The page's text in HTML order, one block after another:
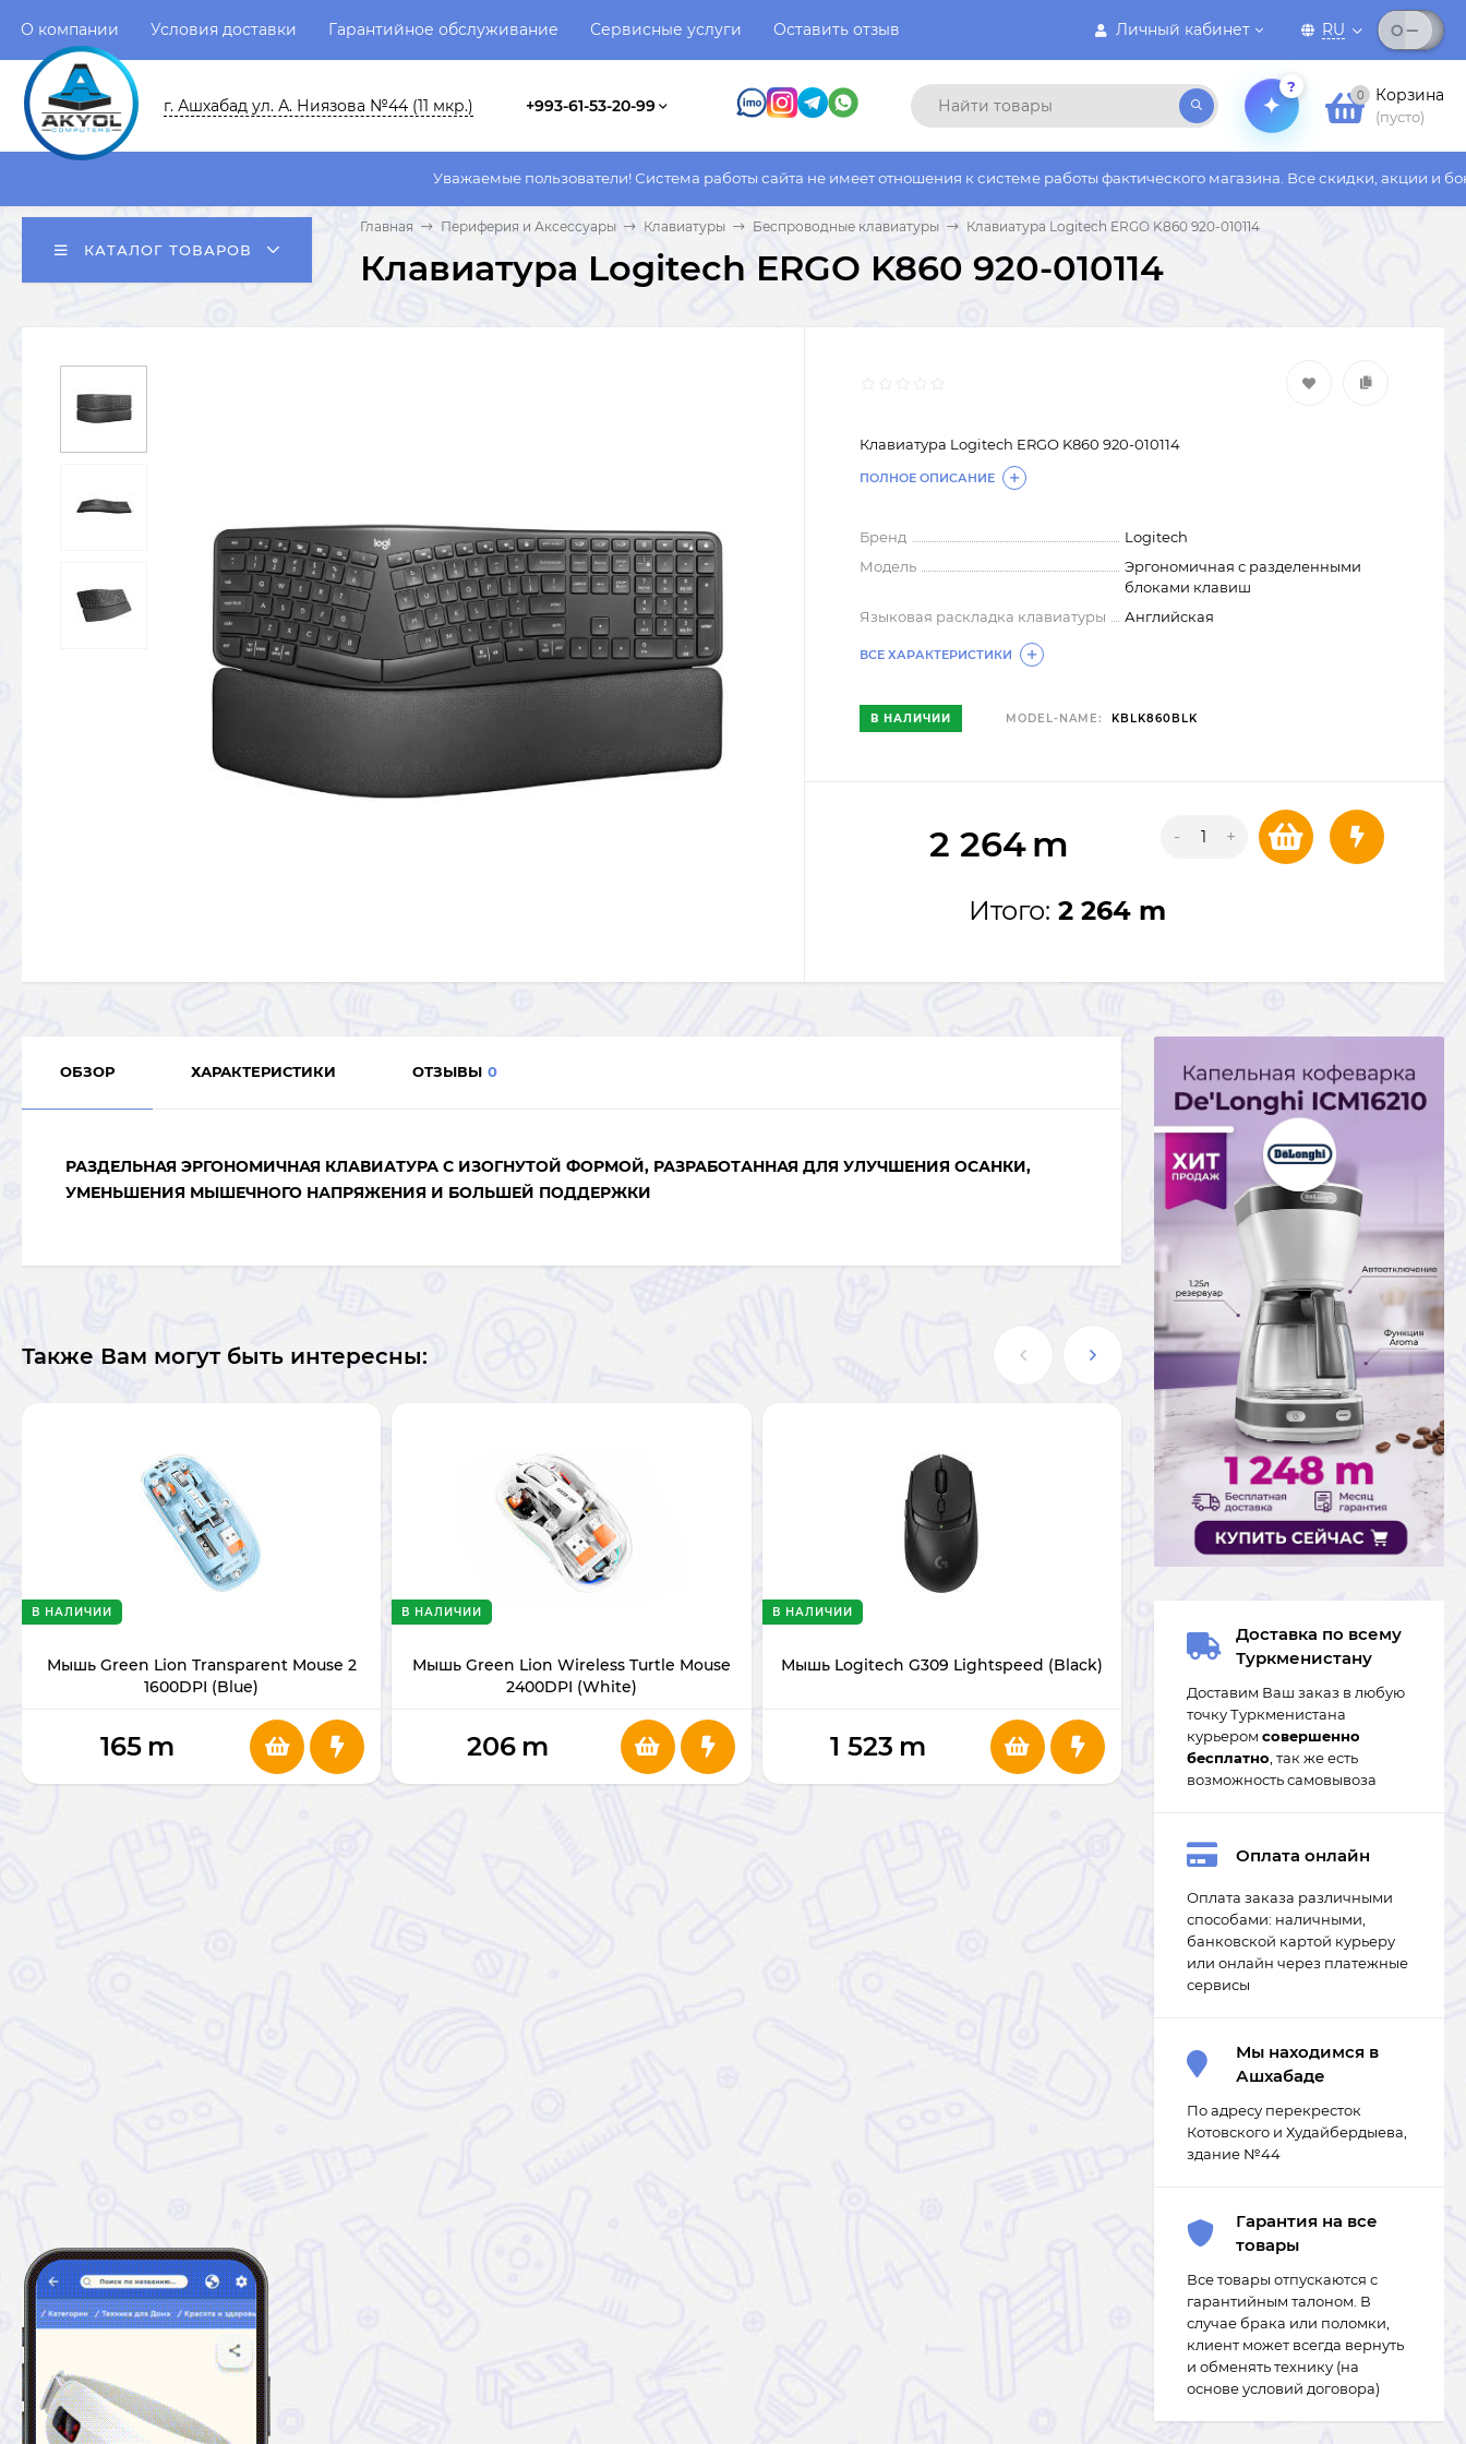
Личный кабинет RU
О компании Условия доставки Гарантийное обслуживание Сервисные услуги Оставить отзыв
г. Ашхабад ул. А. Ниязова №44 (11 мкр.) +993-61-53-20-99
?
0 Корзина
(пусто)
Уважаемые пользователи! Система работы сайта не имеет отношения к системе работы фактического магазина. Все скидки, акции и бонусы
КАТАЛОГ ТОВАРОВ
Главная Периферия и Аксессуары Клавиатуры Беспроводные клавиатуры Клавиатура Logitech ERGO K860 920-010114
Клавиатура Logitech ERGO K860 920-010114
Клавиатура Logitech ERGO K860 920-010114
ПОЛНОЕ ОПИСАНИЕ
Бренд
Logitech
Модель
Эргономичная с разделенными
блоками клавиш
Языковая раскладка клавиатуры
Английская
ВСЕ ХАРАКТЕРИСТИКИ
В НАЛИЧИИ MODEL-NAME: KBLK860BLK
2 264m - +
Итого: 2 264 m
ОБЗОР ХАРАКТЕРИСТИКИ ОТЗЫВЫ 0
РАЗДЕЛЬНАЯ ЭРГОНОМИЧНАЯ КЛАВИАТУРА С ИЗОГНУТОЙ ФОРМОЙ, РАЗРАБОТАННАЯ ДЛЯ УЛУЧШЕНИЯ ОСАНКИ,
УМЕНЬШЕНИЯ МЫШЕЧНОГО НАПРЯЖЕНИЯ И БОЛЬШЕЙ ПОДДЕРЖКИ
Также Вам могут быть интересны:
Мышь Green Lion Transparent Mouse 2
1600DPI (Blue)
В НАЛИЧИИ
165 m
Мышь Green Lion Wireless Turtle Mouse
2400DPI (White)
В НАЛИЧИИ
206 m
Мышь Logitech G309 Lightspeed (Black)
В НАЛИЧИИ
1 523 m
Мышь Rapoo M300 Silent
206m
Доставка по всему
Туркменистану
Доставим Ваш заказ в любую
точку Туркменистана
курьером совершенно
бесплатно , так же есть
возможность самовывоза
Оплата онлайн
Оплата заказа различными
способами: наличными,
банковской картой курьеру
или онлайн через платежные
сервисы
Мы находимся в
Ашхабаде
По адресу перекресток
Котовского и Худайбердыева,
здание №44
Гарантия на все
товары
Все товары отпускаются с
гарантийным талоном. В
случае брака или поломки,
клиент может всегда вернуть
и обменять технику (на
основе условий договора)